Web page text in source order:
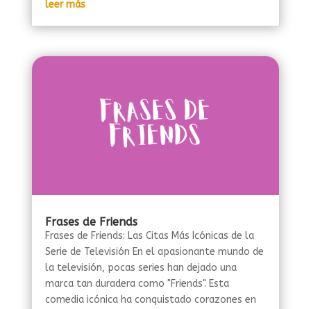
leer más
Frases de Friends
Frases de Friends: Las Citas Más Icónicas de la
Serie de Televisión En el apasionante mundo de
la televisión, pocas series han dejado una
marca tan duradera como "Friends". Esta
comedia icónica ha conquistado corazones en